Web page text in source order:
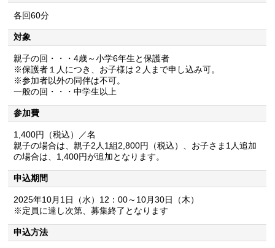
各回60分
対象
親子の回・・・4歳～小学6年生と保護者
※保護者１人につき、お子様は２人まで申し込み可。
※参加者以外の同伴は不可。
一般の回・・・中学生以上
参加費
1,400円（税込）／名
親子の場合は、親子2人1組2,800円（税込）、お子さま1人追加
の場合は、1,400円が追加となります。
申込期間
2025年10月1日（水）12：00～10月30日（木）
※定員に達し次第、募集終了となります
申込方法